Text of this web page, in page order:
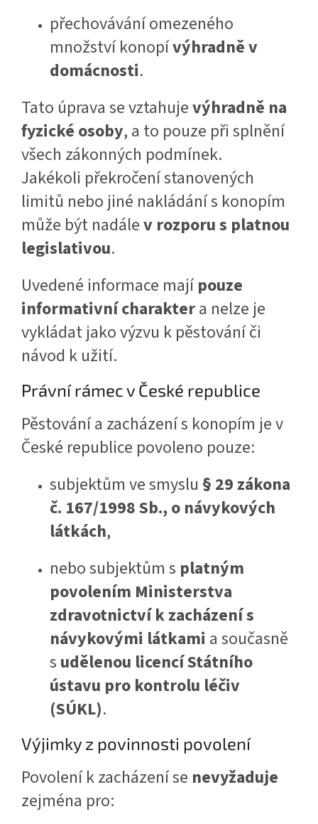
přechovávání omezeného
množství konopívýhradně v
domácnosti.
Tato úprava se vztahujevýhradně na
fyzické osoby, a to pouze při splnění
všech zákonných podmínek.
Jakékoli překročení stanovených
limitů nebo jiné nakládání s konopím
může být nadálev rozporu s platnou
legislativou.
Uvedené informace majípouze
informativní charaktera nelze je
vykládat jako výzvu k pěstování či
návod k užití.
Právní rámec v České republice
Pěstování a zacházení s konopím je v
České republice povoleno pouze:
subjektům ve smyslu § 29 zákona
č. 167/1998 Sb., o návykových
látkách,
nebo subjektům s platným
povolením Ministerstva
zdravotnictví k zacházení s
návykovými látkami a současně
s udělenou licencí Státního
ústavu pro kontrolu léčiv
(SÚKL).
Výjimky z povinnosti povolení
Povolení k zacházení se nevyžaduje
zejména pro: